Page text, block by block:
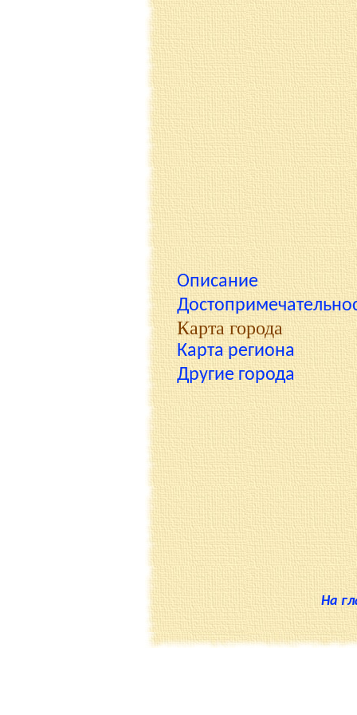
Описание
Карта города
Карта региона
Другие города
На